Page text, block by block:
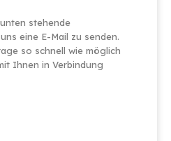
stehende
eine E-Mail zu senden.
so schnell wie möglich
Ihnen in Verbindung